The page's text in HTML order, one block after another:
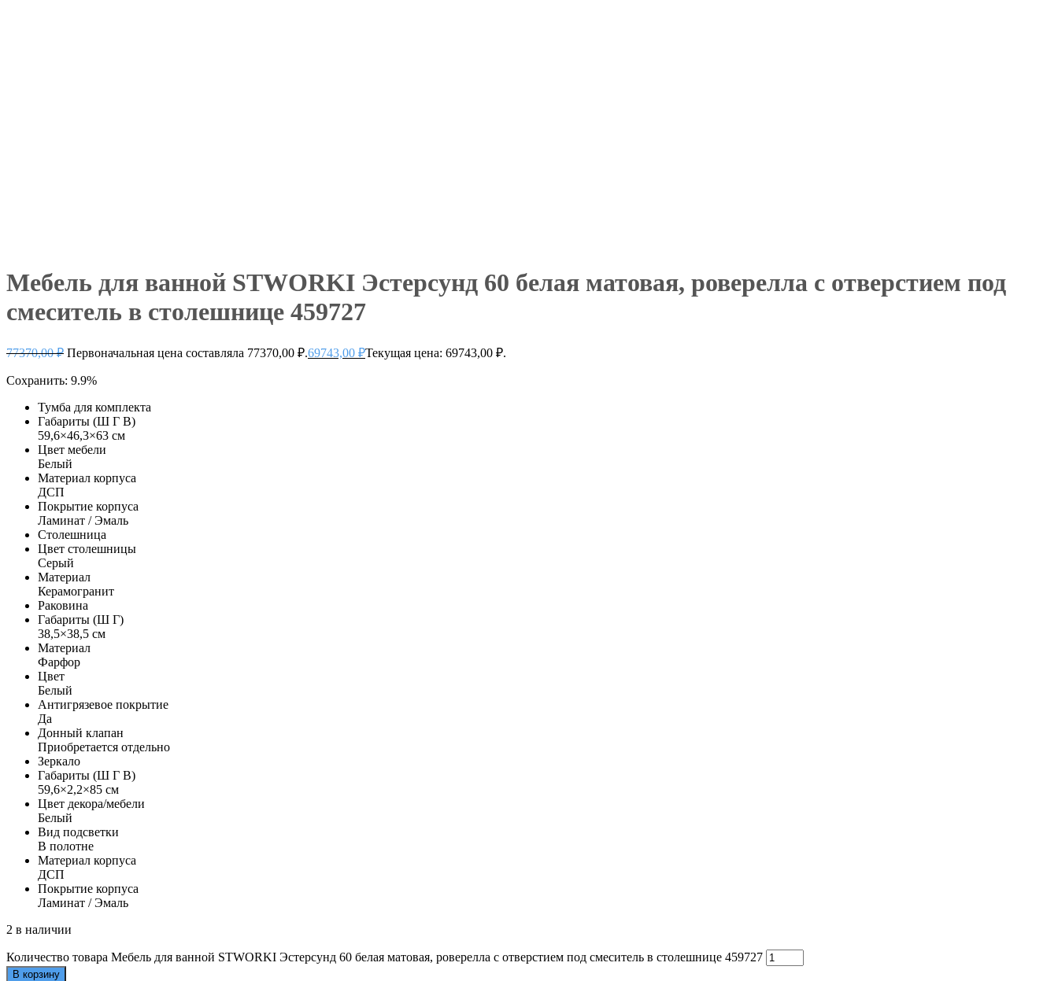
Мебель для ванной STWORKI Эстерсунд 60 белая матовая, роверелла с отверстием под
смеситель в столешнице 459727
77370,00₽ Первоначальная цена составляла 77370,00 ₽.69743,00 ₽Текущая цена: 69743,00 ₽.
Сохранить: 9.9%
Тумба для комплекта
Габариты (Ш Г В)
59,6×46,3×63 см
Цвет мебели
Белый
Материал корпуса
ДСП
Покрытие корпуса
Ламинат / Эмаль
Столешница
Цвет столешницы
Серый
Материал
Керамогранит
Раковина
Габариты (Ш Г)
38,5×38,5 см
Материал
Фарфор
Цвет
Белый
Антигрязевое покрытие
Да
Донный клапан
Приобретается отдельно
Зеркало
Габариты (Ш Г В)
59,6×2,2×85 см
Цвет декора/мебели
Белый
Вид подсветки
В полотне
Материал корпуса
ДСП
Покрытие корпуса
Ламинат / Эмаль
2 в наличии
Количество товара Мебель для ванной STWORKI Эстерсунд 60 белая матовая, роверелла с отверстием под смеситель в столешнице 459727
В корзину